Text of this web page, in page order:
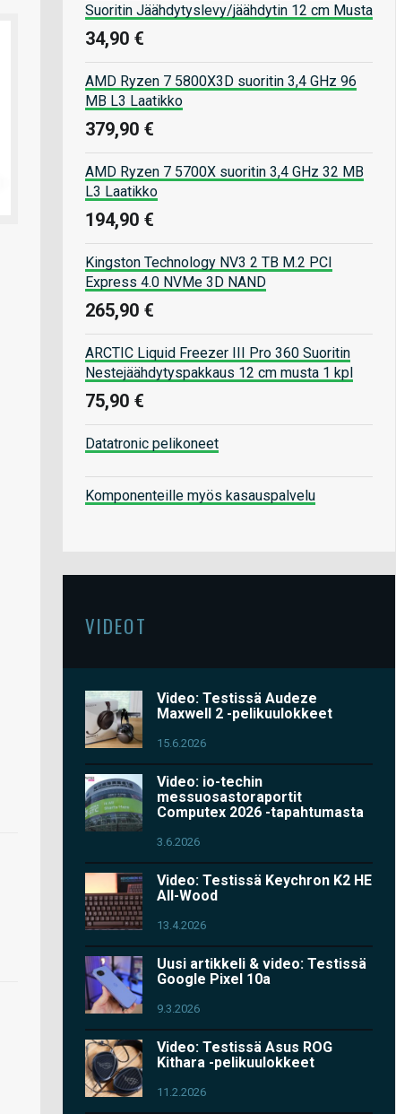
Suoritin Jäähdytyslevy/jäähdytin 12 cm Musta
34,90 €
AMD Ryzen 7 5800X3D suoritin 3,4 GHz 96
MB L3 Laatikko
379,90 €
AMD Ryzen 7 5700X suoritin 3,4 GHz 32 MB
L3 Laatikko
194,90 €
Kingston Technology NV3 2 TB M.2 PCI
Express 4.0 NVMe 3D NAND
265,90 €
ARCTIC Liquid Freezer III Pro 360 Suoritin
Nestejäähdytyspakkaus 12 cm musta 1 kpl
75,90 €
Datatronic pelikoneet
Komponenteille myös kasauspalvelu
VIDEOT
Video: Testissä Audeze
Maxwell 2 -pelikuulokkeet
15.6.2026
Video: io-techin
messuosastoraportit
Computex 2026 -tapahtumasta
3.6.2026
Video: Testissä Keychron K2 HE
All-Wood
13.4.2026
Uusi artikkeli & video: Testissä
Google Pixel 10a
9.3.2026
Video: Testissä Asus ROG
Kithara -pelikuulokkeet
11.2.2026